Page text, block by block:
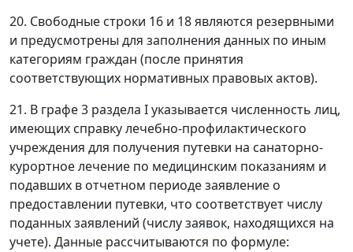
20. Свободные строки 16 и 18 являются резервными
и предусмотрены для заполнения данных по иным
категориям граждан (после принятия
соответствующих нормативных правовых актов).
21. В графе 3 раздела I указывается численность лиц,
имеющих справку лечебно-профилактического
учреждения для получения путевки на санаторно-
курортное лечение по медицинским показаниям и
подавших в отчетном периоде заявление о
предоставлении путевки, что соответствует числу
поданных заявлений (числу заявок, находящихся на
учете). Данные рассчитываются по формуле: